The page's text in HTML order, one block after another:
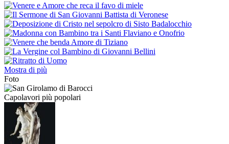
Mostra di più
Foto
Capolavori più popolari